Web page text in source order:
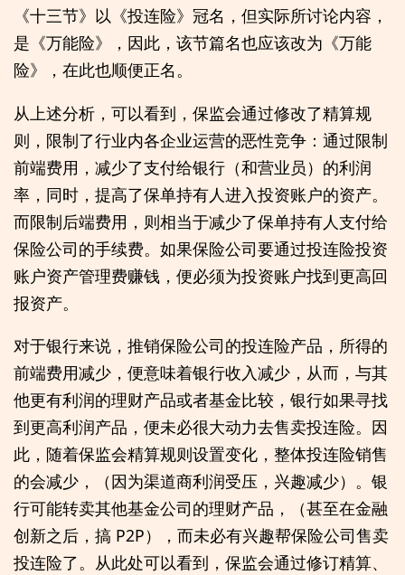
《十三节》以《投连险》冠名，但实际所讨论内容，
是《万能险》，因此，该节篇名也应该改为《万能
险》，在此也顺便正名。
从上述分析，可以看到，保监会通过修改了精算规
则，限制了行业内各企业运营的恶性竞争：通过限制
前端费用，减少了支付给银行（和营业员）的利润
率，同时，提高了保单持有人进入投资账户的资产。
而限制后端费用，则相当于减少了保单持有人支付给
保险公司的手续费。如果保险公司要通过投连险投资
账户资产管理费赚钱，便必须为投资账户找到更高回
报资产。
对于银行来说，推销保险公司的投连险产品，所得的
前端费用减少，便意味着银行收入减少，从而，与其
他更有利润的理财产品或者基金比较，银行如果寻找
到更高利润产品，便未必很大动力去售卖投连险。因
此，随着保监会精算规则设置变化，整体投连险销售
的会减少，（因为渠道商利润受压，兴趣减少）。银
行可能转卖其他基金公司的理财产品，（甚至在金融
创新之后，搞 P2P），而未必有兴趣帮保险公司售卖
投连险了。从此处可以看到，保监会通过修订精算、